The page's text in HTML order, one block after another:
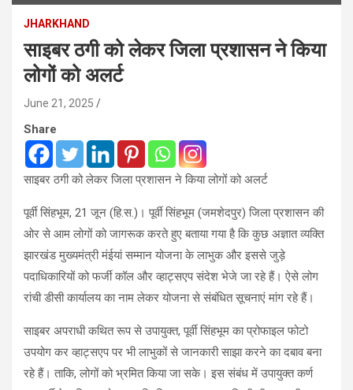
JHARKHAND
साइबर ठगी को लेकर जिला प्रशासन ने किया
लोगों को अलर्ट
June 21, 2025
Share
साइबर ठगी को लेकर जिला प्रशासन ने किया लोगों को अलर्ट
पूर्वी सिंहभूम, 21 जून (हि.स.)। पूर्वी सिंहभूम (जमशेदपुर) जिला प्रशासन की
ओर से आम लोगों को जागरूक करते हुए बताया गया है कि कुछ अज्ञात व्यक्ति
झारखंड मुख्यमंत्री मंईयां सम्मान योजना के लाभुक और इससे जुड़े
पदाधिकारियों को फर्जी कॉल और व्हाट्सएप संदेश भेजे जा रहे हैं। ऐसे लोग
रांची डीसी कार्यालय का नाम लेकर योजना से संबंधित सूचनाएं मांग रहे हैं।
साइबर अपराधी कथित रूप से उपायुक्त, पूर्वी सिंहभूम का प्रोफाइल फोटो
उपयोग कर व्हाट्सएप पर भी लाभुकों से जानकारी साझा करने का दबाव बना
रहे हैं। ताकि, लोगों को भ्रमित किया जा सके। इस संबंध में उपायुक्त कर्ण